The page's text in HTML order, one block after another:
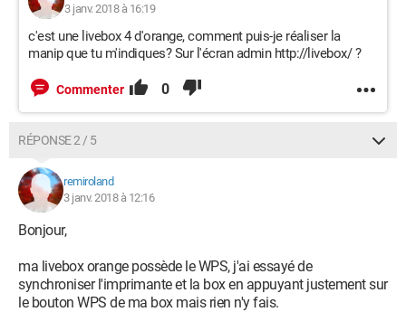
3 janv. 2018 à 16:19
c'est une livebox 4 d'orange, comment puis-je réaliser la
manip que tu m'indiques? Sur l'écran admin http://livebox/ ?
Commenter 0
RÉPONSE 2 / 5
remiroland
3 janv. 2018 à 12:16
Bonjour,
ma livebox orange possède le WPS, j'ai essayé de
synchroniser l'imprimante et la box en appuyant justement sur
le bouton WPS de ma box mais rien n'y fais.